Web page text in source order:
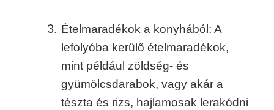
Ételmaradékok a konyhából: A
lefolyóba kerülő ételmaradékok,
mint például zöldség- és
gyümölcsdarabok, vagy akár a
tészta és rizs, hajlamosak lerakódni